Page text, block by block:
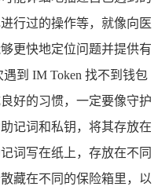
行过的操作等，就像向医
更快地定位问题并提供有
到 IM Token 找不到钱包
好的习惯，一定要像守护
记词和私钥，将其存放在
词写在纸上，存放在不同
藏在不同的保险箱里，以